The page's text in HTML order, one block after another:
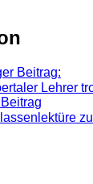
Beitrag:
Lehrer